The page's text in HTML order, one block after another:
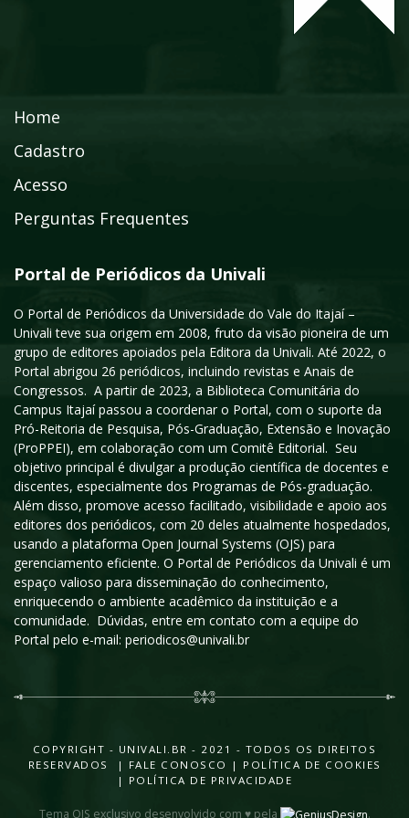
Home
Cadastro
Acesso
Perguntas Frequentes
Portal de Periódicos da Univali
O Portal de Periódicos da Universidade do Vale do Itajaí –
Univali teve sua origem em 2008, fruto da visão pioneira de um
grupo de editores apoiados pela Editora da Univali. Até 2022, o
Portal abrigou 26 periódicos, incluindo revistas e Anais de
Congressos. A partir de 2023, a Biblioteca Comunitária do
Campus Itajaí passou a coordenar o Portal, com o suporte da
Pró-Reitoria de Pesquisa, Pós-Graduação, Extensão e Inovação
(ProPPEI), em colaboração com um Comitê Editorial. Seu
objetivo principal é divulgar a produção científica de docentes e
discentes, especialmente dos Programas de Pós-graduação.
Além disso, promove acesso facilitado, visibilidade e apoio aos
editores dos periódicos, com 20 deles atualmente hospedados,
usando a plataforma Open Journal Systems (OJS) para
gerenciamento eficiente. O Portal de Periódicos da Univali é um
espaço valioso para disseminação do conhecimento,
enriquecendo o ambiente acadêmico da instituição e a
comunidade. Dúvidas, entre em contato com a equipe do
Portal pelo e-mail: periodicos@univali.br
COPYRIGHT - UNIVALI.BR - 2021 - TODOS OS DIREITOS
RESERVADOS |
FALE CONOSCO | POLÍTICA DE COOKIES
| POLÍTICA DE PRIVACIDADE
Tema OJS exclusivo desenvolvido com ♥ pela .